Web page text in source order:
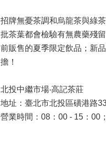
招牌無憂茶調和烏龍茶與綠
批茶葉都會檢驗有無農藥殘
前販售的夏季限定飲品；新
擔！
北投中繼市場‧高記茶莊
地址：臺北市北投區磺港路
營業時間：08：00 - 15：00